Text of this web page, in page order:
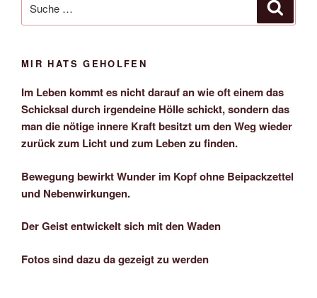
nach:
MIR HATS GEHOLFEN
Im Leben kommt es nicht darauf an wie oft einem das
Schicksal durch irgendeine Hölle schickt, sondern das
man die nötige innere Kraft besitzt um den Weg wieder
zurück zum Licht und zum Leben zu finden.
Bewegung bewirkt Wunder im Kopf ohne Beipackzettel
und Nebenwirkungen.
Der Geist entwickelt sich mit den Waden
Fotos sind dazu da gezeigt zu werden